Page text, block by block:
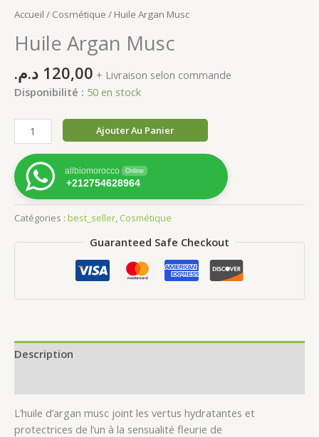
Accueil / Cosmétique / Huile Argan Musc
Huile Argan Musc
120,00 د.م.
+ Livraison selon commande
Disponibilité : 50 en stock
quantité
de
Huile
Argan
Musc
Ajouter Au Panier
allbiomorocco Online
+212754628964
Catégories : best_seller, Cosmétique
Guaranteed Safe Checkout
Description
L’huile d’argan musc joint les vertus hydratantes et
protectrices de l’un à la sensualité fleurie de